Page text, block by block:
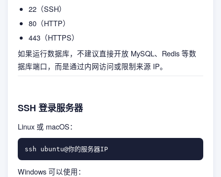
22（SSH）
80（HTTP）
443（HTTPS）
如果运行数据库，不建议直接开放 MySQL、Redis 等数
据库端口，而是通过内网访问或限制来源 IP。
SSH 登录服务器
Linux 或 macOS：
Windows 可以使用：